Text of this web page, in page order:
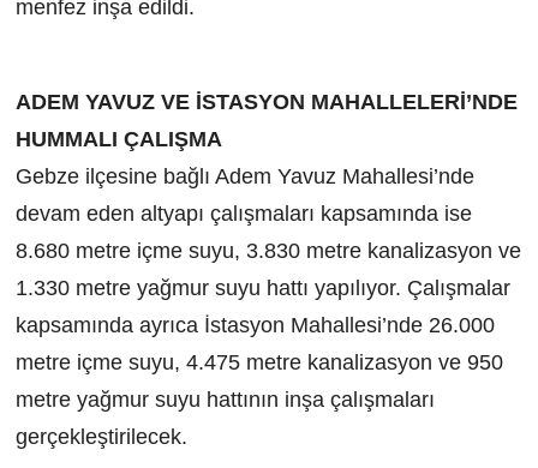
menfez inşa edildi.
ADEM YAVUZ VE İSTASYON MAHALLELERİ’NDE
HUMMALI ÇALIŞMA
Gebze ilçesine bağlı Adem Yavuz Mahallesi’nde
devam eden altyapı çalışmaları kapsamında ise
8.680 metre içme suyu, 3.830 metre kanalizasyon ve
1.330 metre yağmur suyu hattı yapılıyor. Çalışmalar
kapsamında ayrıca İstasyon Mahallesi’nde 26.000
metre içme suyu, 4.475 metre kanalizasyon ve 950
metre yağmur suyu hattının inşa çalışmaları
gerçekleştirilecek.